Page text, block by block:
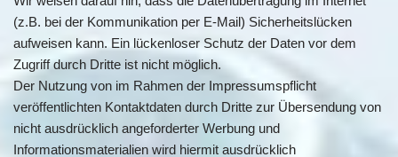
(z.B. bei der Kommunikation per E-Mail) Sicherheitslücken
aufweisen kann. Ein lückenloser Schutz der Daten vor dem
Zugriff durch Dritte ist nicht möglich.
Der Nutzung von im Rahmen der Impressumspflicht
veröffentlichten Kontaktdaten durch Dritte zur Übersendung von
nicht ausdrücklich angeforderter Werbung und
Informationsmaterialien wird hiermit ausdrücklich